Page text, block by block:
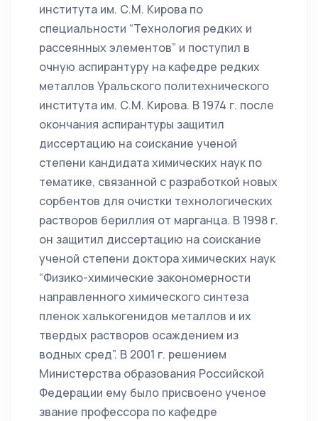
института им. С.М. Кирова по
специальности “Технология редких и
рассеянных элементов” и поступил в
очную аспирантуру на кафедре редких
металлов Уральского политехнического
института им. С.М. Кирова. В 1974 г. после
окончания аспирантуры защитил
диссертацию на соискание ученой
степени кандидата химических наук по
тематике, связанной с разработкой новых
сорбентов для очистки технологических
растворов бериллия от марганца. В 1998 г.
он защитил диссертацию на соискание
ученой степени доктора химических наук
“Физико-химические закономерности
направленного химического синтеза
пленок халькогенидов металлов и их
твердых растворов осаждением из
водных сред”. В 2001 г. решением
Министерства образования Российской
Федерации ему было присвоено ученое
звание профессора по кафедре